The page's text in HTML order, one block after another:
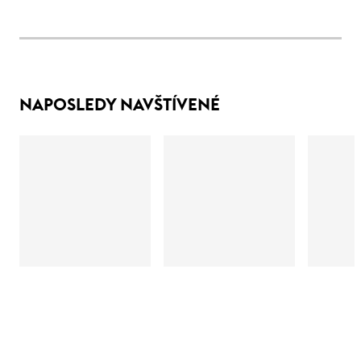
NAPOSLEDY NAVŠTÍVENÉ